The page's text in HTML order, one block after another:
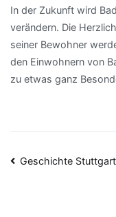
In der Zukunft wird
verändern. Die
seiner Bewohner
den Einwohnern von
zu etwas ganz
Geschichte